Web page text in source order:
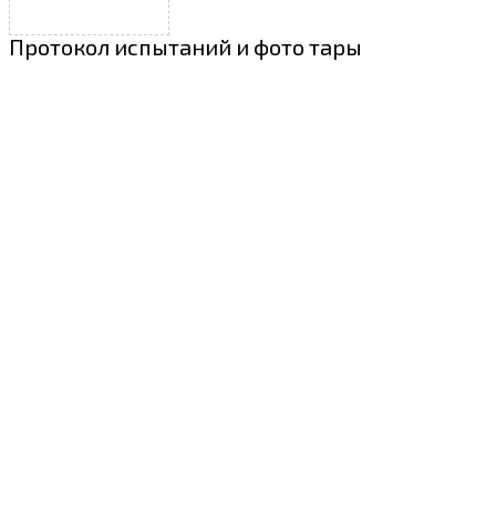
Протокол испытаний и фото тары